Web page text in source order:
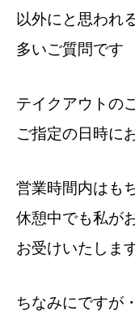
以外にと思われ
多いご質問です
テイクアウトの
ご指定の日時に
営業時間内はも
休憩中でも私が
お受けいたしま
ちなみにですが